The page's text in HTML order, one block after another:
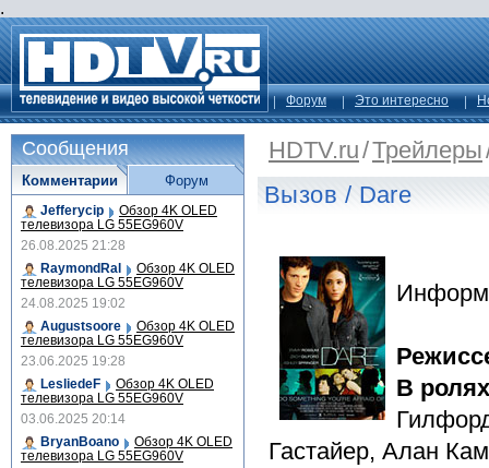
.
Форум Это интересно
HDTV.ru/Трейлеры
Вызов / Dare
В ролях
Гастайер, Алан
Сообщения
Комментарии
Jefferycip Обзор 4K OLED
телевизора LG 55EG960V
26.08.2025 21:28
RaymondRal
Обзор 4K OLED
телевизора LG 55EG960V
24.08.2025 19:02
Augustsoore
Обзор 4K OLED
телевизора LG 55EG960V
23.06.2025 19:28
LesliedeF
Обзор 4K OLED
телевизора LG 55EG960V
03.06.2025 20:14
BryanBoano
Обзор 4K OLED
телевизора LG 55EG960V
Форум